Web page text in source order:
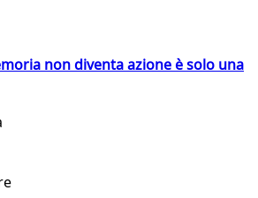
non diventa azione è solo una